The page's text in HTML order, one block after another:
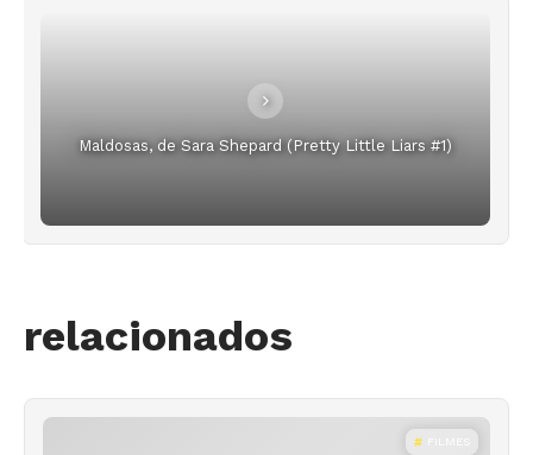
Maldosas, de Sara Shepard (Pretty Little Liars #1)
relacionados